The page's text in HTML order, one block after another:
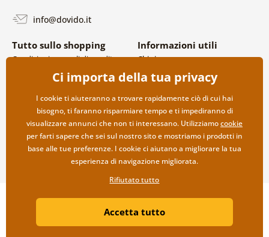
info@dovido.it
Tutto sullo shopping
Condizioni generali di vendita e
Politica sulla privacy
Opzioni di spedizione e
pagamento
Reso della merce
Informazioni utili
Chi siamo
FAQ
Contatti
Collaborazione all’ingrosso
Copyright ©2019 © Dovido.it.
Litvanyi.sk| Negozio online creato da
Ci importa della tua privacy
I cookie ti aiuteranno a trovare rapidamente ciò di cui hai
bisogno, ti faranno risparmiare tempo e ti impediranno di
visualizzare annunci che non ti interessano. Utilizziamocookie
per farti sapere che sei sul nostro sito e mostriamo i prodotti in
base alle tue preferenze. I cookie ci aiutano a migliorare la tua
esperienza di navigazione migliorata.
Rifiutato tutto
Accetta tutto